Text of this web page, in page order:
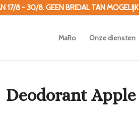
17/8 - 30/8. GEEN BRIDAL TAN
MaRo Onze diensten
Deodorant